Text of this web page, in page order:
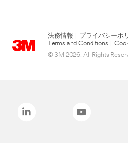
法務情報 プライバシーポ
Terms and Conditions
© 3M 2026. All Rights